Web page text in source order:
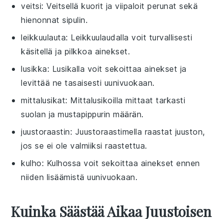
veitsi: Veitsellä kuorit ja viipaloit perunat sekä
hienonnat sipulin.
leikkuulauta: Leikkuulaudalla voit turvallisesti
käsitellä ja pilkkoa ainekset.
lusikka: Lusikalla voit sekoittaa ainekset ja
levittää ne tasaisesti uunivuokaan.
mittalusikat: Mittalusikoilla mittaat tarkasti
suolan ja mustapippurin määrän.
juustoraastin: Juustoraastimella raastat juuston,
jos se ei ole valmiiksi raastettua.
kulho: Kulhossa voit sekoittaa ainekset ennen
niiden lisäämistä uunivuokaan.
Kuinka Säästää Aikaa Juustoisen